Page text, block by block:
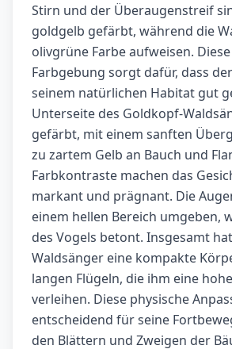
Stirn und der Überaugenstreif
goldgelb gefärbt, während die
olivgrüne Farbe aufweisen.
Farbgebung sorgt dafür, dass
seinem natürlichen Habitat gut
Unterseite des Goldkopf-
gefärbt, mit einem sanften
zu zartem Gelb an Bauch und
Farbkontraste machen das
markant und prägnant. Die
einem hellen Bereich umgeben,
des Vogels betont. Insgesamt
Waldsänger eine kompakte
langen Flügeln, die ihm eine
verleihen. Diese physische
entscheidend für seine
den Blättern und Zweigen der